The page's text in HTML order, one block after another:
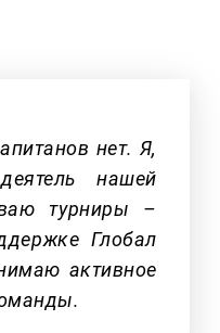
нет. Я,
нашей
турниры –
Глобал
активное